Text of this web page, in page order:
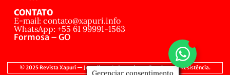
CONTATO
E-mail: contato@xapuri.info
WhatsApp: +55 61 99991-1563
Formosa – GO
© 2025 Revista Xapuri — Jornalismo Independente, Popular e de Resistência.
Gerenciar consentimento